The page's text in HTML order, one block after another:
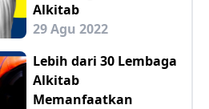
Alkitab
29 Agu 2022
Lebih dari 30 Lembaga
Alkitab
Memanfaatkan